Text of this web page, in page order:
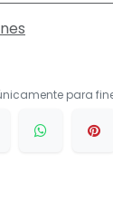
para